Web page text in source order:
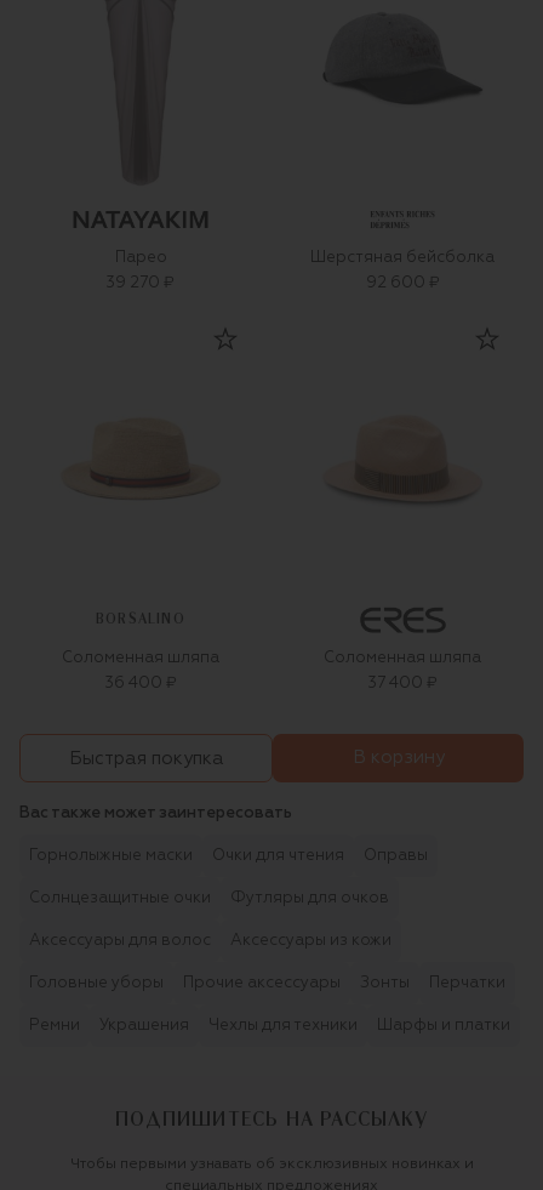
Парео
39 270 ₽
Шерстяная бейсболка
92 600 ₽
BORSALINO
Соломенная шляпа
36 400 ₽
Соломенная шляпа
37 400 ₽
Быстрая покупка В корзину
Вас также может заинтересовать
Горнолыжные маски Очки для чтения Оправы
Солнцезащитные очки Футляры для очков
Аксессуары для волос Аксессуары из кожи
Головные уборы Прочие аксессуары Зонты Перчатки
Ремни Украшения Чехлы для техники Шарфы и платки
ПОДПИШИТЕСЬ НА РАССЫЛКУ
Чтобы первыми узнавать об эксклюзивных новинках и
специальных предложениях